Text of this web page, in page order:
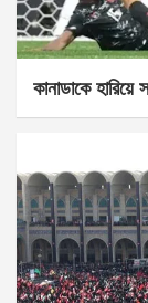
কানাডাকে